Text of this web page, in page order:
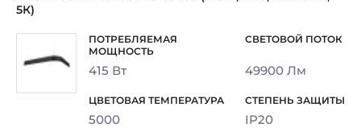
5К)
415 Вт 49900 Лм
5000 IP20